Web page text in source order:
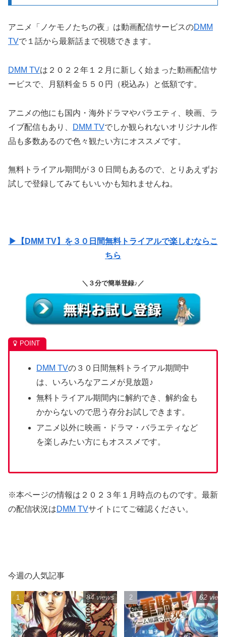
アニメ「ノケモノたちの夜」は動画配信サービスのDMM
TVで１話から最新話まで視聴できます。
DMM TVは２０２２年１２月に新しく始まった動画配信サ
ービスで、月額料金５５０円（税込み）と低額です。
アニメの他にも国内・海外ドラマやバラエティ、映画、ラ
イブ配信もあり、
DMM TVでしか観られないオリジナル作
品も多数あるので色々観たい方にオススメです。
無料トライアル期間が３０日間もあるので、とりあえずお
試しで登録してみてもいいかも知れませんね。
▶【DMM TV】を３０日間無料トライアルで楽しむならこ
ちら
＼３分で簡単登録♪／
DMM TVの３０日間無料トライアル期間中
は、いろいろなアニメが見放題♪
無料トライアル期間内に解約でき、解約金も
かからないので思う存分お試しできます。
アニメ以外に映画・ドラマ・バラエティなど
を楽しみたい方にもオススメです。
※本ページの情報は２０２３年１月時点のものです。最新
の配信状況はDMM TVサイトにてご確認ください。
今週の人気記事
84 views 62